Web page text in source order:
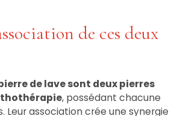
de ces deux
de lave sont deux pierres
, possédant chacune
Leur association crée une synergie